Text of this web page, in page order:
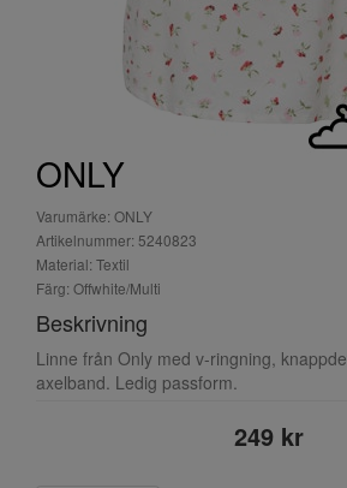
ONLY
Varumärke: ONLY
Artikelnummer: 5240823
Material: Textil
Färg: Offwhite/Multi
Beskrivning
Linne från Only med v-ringning,
axelband. Ledig passform.
249 kr